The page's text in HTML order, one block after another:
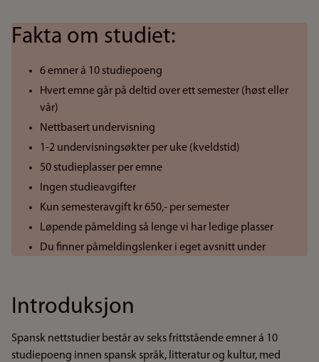
Fakta om studiet:
6 emner á 10 studiepoeng
Hvert emne går på deltid over ett semester (høst eller
vår)
Nettbasert undervisning
1-2 undervisningsøkter per uke (kveldstid)
50 studieplasser per emne
Ingen studieavgifter
Kun semesteravgift kr 650,- per semester
Løpende påmelding så lenge vi har ledige plasser
Du finner påmeldingslenker i eget avsnitt under
Introduksjon
Spansk nettstudier består av seks frittstående emner á 10
studiepoeng innen spansk språk, litteratur og kultur, med